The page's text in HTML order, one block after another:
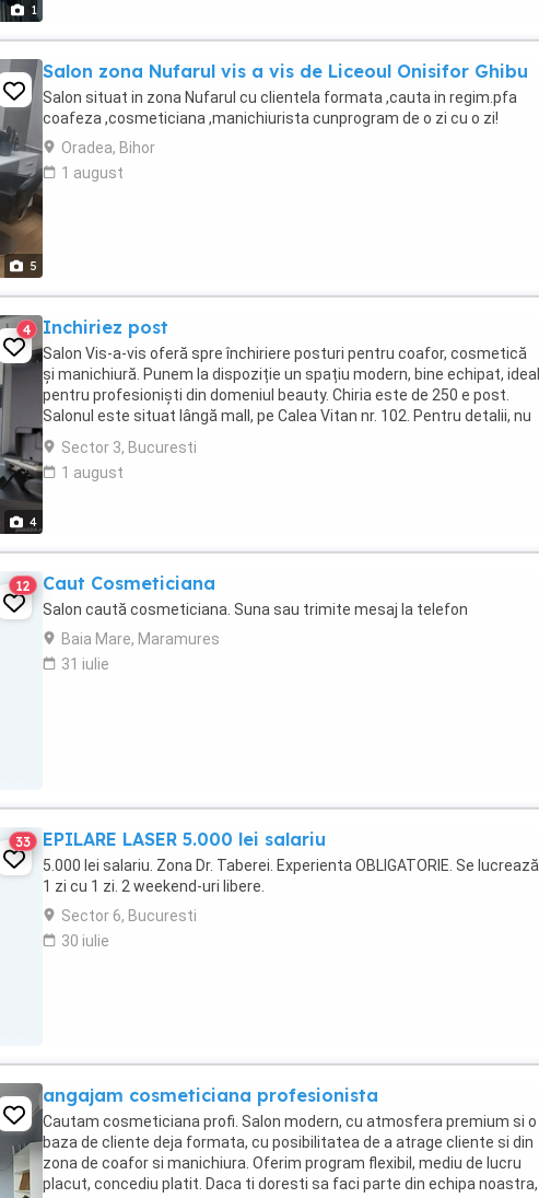
1
5
Salon zona Nufarul vis a vis de Liceoul Onisifor Ghibu
Salon situat in zona Nufarul cu clientela formata ,cauta in regim.pfa
coafeza ,cosmeticiana ,manichiurista cunprogram de o zi cu o zi!
Oradea, Bihor
1 august
4
4 Inchiriez post
Salon Vis-a-vis oferă spre închiriere posturi pentru coafor, cosmetică
și manichiură. Punem la dispoziție un spațiu modern, bine echipat, ideal
pentru profesioniști din domeniul beauty. Chiria este de 250 e post.
Salonul este situat lângă mall, pe Calea Vitan nr. 102. Pentru detalii, nu
ezitați ...
Sector 3, Bucuresti
1 august
12 Caut Cosmeticiana
Salon caută cosmeticiana. Suna sau trimite mesaj la telefon
Baia Mare, Maramures
31 iulie
33 EPILARE LASER 5.000 lei salariu
5.000 lei salariu. Zona Dr. Taberei. Experienta OBLIGATORIE. Se lucrează
1 zi cu 1 zi. 2 weekend-uri libere.
Sector 6, Bucuresti
30 iulie
angajam cosmeticiana profesionista
Cautam cosmeticiana profi. Salon modern, cu atmosfera premium si o
baza de cliente deja formata, cu posibilitatea de a atrage cliente si din
zona de coafor si manichiura. Oferim program flexibil, mediu de lucru
placut, concediu platit. Daca ti doresti sa faci parte din echipa noastra,